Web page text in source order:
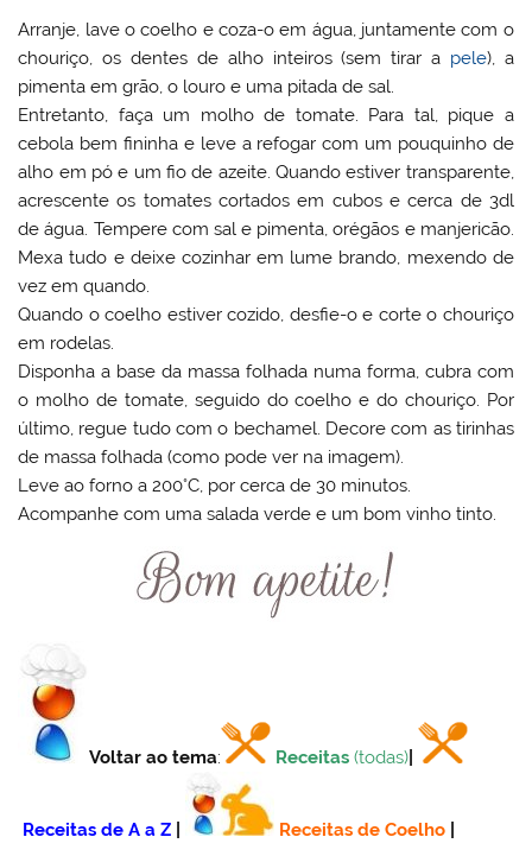
Arranje, lave o coelho e coza-o em água, juntamente com o
chouriço, os dentes de alho inteiros (sem tirar a pele), a
pimenta em grão, o louro e uma pitada de sal.
Entretanto, faça um molho de tomate. Para tal, pique a
cebola bem fininha e leve a refogar com um pouquinho de
alho em pó e um fio de azeite. Quando estiver transparente,
acrescente os tomates cortados em cubos e cerca de 3dl
de água. Tempere com sal e pimenta, orégãos e manjericão.
Mexa tudo e deixe cozinhar em lume brando, mexendo de
vez em quando.
Quando o coelho estiver cozido, desfie-o e corte o chouriço
em rodelas.
Disponha a base da massa folhada numa forma, cubra com
o molho de tomate, seguido do coelho e do chouriço. Por
último, regue tudo com o bechamel. Decore com as tirinhas
de massa folhada (como pode ver na imagem).
Leve ao forno a 200°C, por cerca de 30 minutos.
Acompanhe com uma salada verde e um bom vinho tinto.
Voltar ao tema: Receitas (todas)
Receitas de A a Z Receitas de Coelho